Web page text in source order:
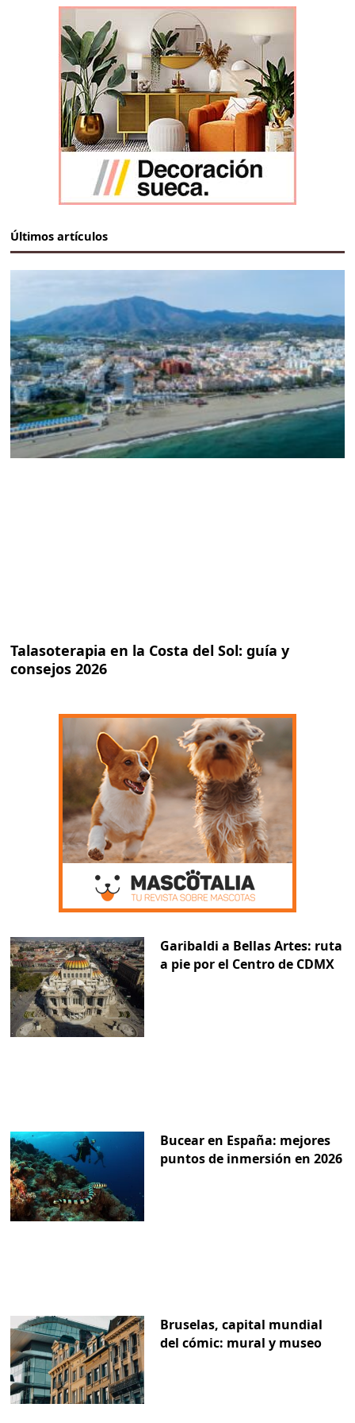
Últimos artículos
Talasoterapia en la Costa del Sol: guía y
consejos 2026
Garibaldi a Bellas Artes: ruta
a pie por el Centro de CDMX
Bucear en España: mejores
puntos de inmersión en 2026
Bruselas, capital mundial
del cómic: mural y museo